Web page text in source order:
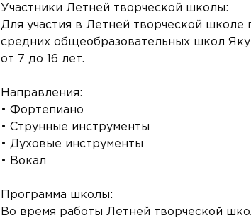
Участники Летней творческой школы:
Для участия в Летней творческой
средних общеобразовательных школ
от 7 до 16 лет.
Направления:
• Фортепиано
• Струнные инструменты
• Духовые инструменты
• Вокал
Программа школы:
Во время работы Летней творческой